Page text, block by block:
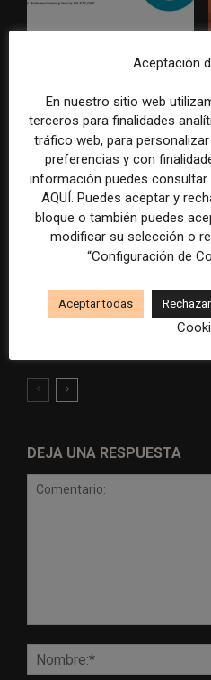
euros
Radio Televisión Madrid
establece un sistema de
DEJA UNA RESPUESTA
Aceptación
En nuestro sitio web
terceros para finalidades
tráfico web, para
preferencias y con
información puedes
AQUÍ. Puedes aceptar y
bloque o también puedes
modificar su selección o
“Configuración de
Aceptar todas